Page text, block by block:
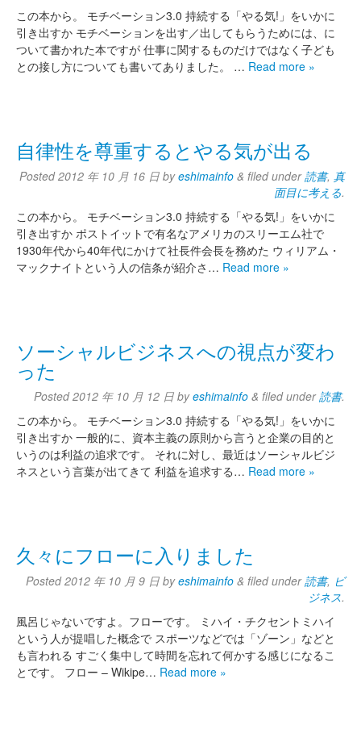
この本から。 モチベーション3.0 持続する「やる気!」をいかに
引き出すか モチベーションを出す／出してもらうためには、に
ついて書かれた本ですが 仕事に関するものだけではなく子ども
との接し方についても書いてありました。 … Read more »
自律性を尊重するとやる気が出る
Posted2012 年 10 月 16 日 byeshimainfo & filed under読書, 真
面目に考える.
この本から。 モチベーション3.0 持続する「やる気!」をいかに
引き出すか ポストイットで有名なアメリカのスリーエム社で
1930年代から40年代にかけて社長件会長を務めた ウィリアム・
マックナイトという人の信条が紹介さ… Read more »
ソーシャルビジネスへの視点が変わ
った
Posted2012 年 10 月 12 日 byeshimainfo & filed under読書.
この本から。 モチベーション3.0 持続する「やる気!」をいかに
引き出すか 一般的に、資本主義の原則から言うと企業の目的と
いうのは利益の追求です。 それに対し、最近はソーシャルビジ
ネスという言葉が出てきて 利益を追求する… Read more »
久々にフローに入りました
Posted2012 年 10 月 9 日 byeshimainfo & filed under読書, ビ
ジネス.
風呂じゃないですよ。フローです。 ミハイ・チクセントミハイ
という人が提唱した概念で スポーツなどでは「ゾーン」などと
も言われる すごく集中して時間を忘れて何かする感じになるこ
とです。 フロー – Wikipe… Read more »